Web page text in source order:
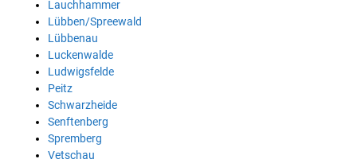
Lauchhammer
Lübben/Spreewald
Lübbenau
Luckenwalde
Ludwigsfelde
Peitz
Schwarzheide
Senftenberg
Spremberg
Vetschau